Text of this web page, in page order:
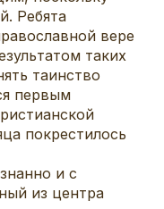
Ребята
вере
таких
таинство
первым
покрестилось
и с
из центра